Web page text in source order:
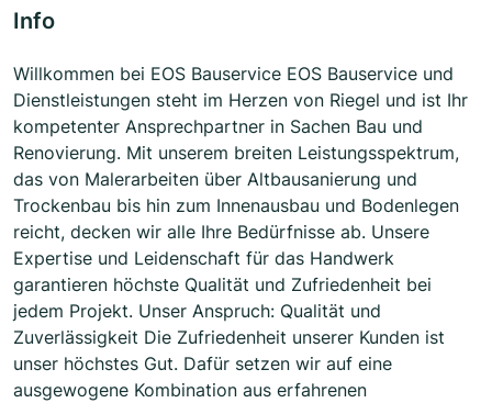
Info
Willkommen bei EOS Bauservice EOS Bauservice und
Dienstleistungen steht im Herzen von Riegel und ist Ihr
kompetenter Ansprechpartner in Sachen Bau und
Renovierung. Mit unserem breiten Leistungsspektrum,
das von Malerarbeiten über Altbausanierung und
Trockenbau bis hin zum Innenausbau und Bodenlegen
reicht, decken wir alle Ihre Bedürfnisse ab. Unsere
Expertise und Leidenschaft für das Handwerk
garantieren höchste Qualität und Zufriedenheit bei
jedem Projekt. Unser Anspruch: Qualität und
Zuverlässigkeit Die Zufriedenheit unserer Kunden ist
unser höchstes Gut. Dafür setzen wir auf eine
ausgewogene Kombination aus erfahrenen